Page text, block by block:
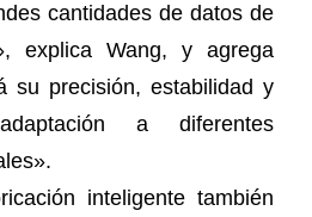
cantidades de datos de
explica Wang, y agrega
su precisión, estabilidad y
a diferentes
inteligente también